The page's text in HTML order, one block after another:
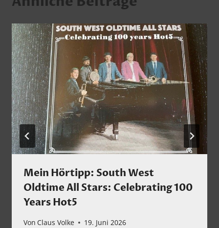
Mein Hörtipp: South West
Oldtime All Stars: Celebrating 100
Years Hot5
Von Claus Volke 19. Juni 2026